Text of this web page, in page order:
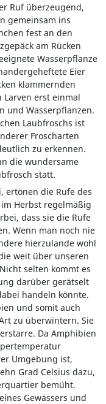
Ruf überzeugend,
gemeinsam ins
fest an den
am Rücken
Wasserpflanze
Eier
klammernden
erst einmal
und Wasserpflanzen.
Laubfroschs ist
Froscharten
zu erkennen.
die wundersame
statt.
ertönen die Rufe des
Herbst regelmäßig
dass sie die Rufe
Wenn man noch nie
hierzulande wohl
weit über unseren
selten kommt es
darüber gerätselt
handeln könnte.
und somit auch
zu überwintern. Sie
Da Amphibien
Umgebung ist,
Grad Celsius dazu,
bemüht.
Gewässers und